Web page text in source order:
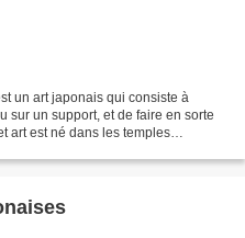
un art japonais qui consiste à
sur un support, et de faire en sorte
art est né dans les temples